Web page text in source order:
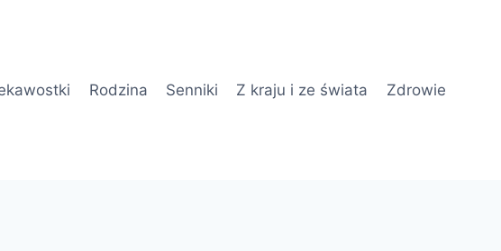
Rodzina Senniki Z kraju i ze świata Zdrowie